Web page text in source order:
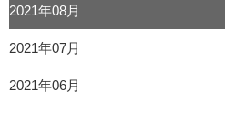
2021年08月
2021年07月
2021年06月